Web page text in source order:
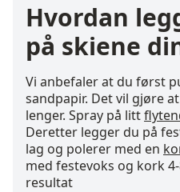
Hvordan
på skiene
Vi anbefaler at du først
sandpapir. Det vil gjøre
lenger. Spray på litt
Deretter legger du på
lag og polerer med en
med festevoks og kork
resultat